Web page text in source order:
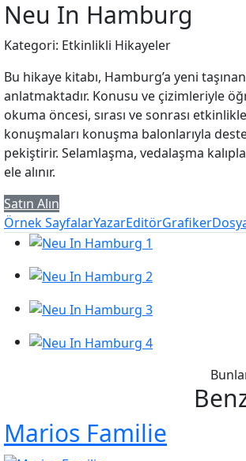
Neu In Hamburg
Kategori: Etkinlikli Hikayeler
Bu hikaye kitabı, Hamburg’a yeni
anlatmaktadır. Konusu ve çizimleriyle
okuma öncesi, sırası ve sonrası
konuşmaları konuşma balonlarıyla
pekiştirir. Selamlaşma, vedalaşma
ele alınır.
Satın Alın
Örnek SayfalarYazarEditörGrafiker
Marios Familie